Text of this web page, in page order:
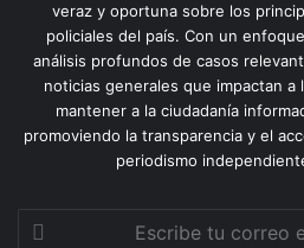
veraz y oportuna sobre los
policiales del país. Con un
análisis profundos de casos
noticias generales que impactan a
mantener a la ciudadanía
promoviendo la transparencia y el
periodismo